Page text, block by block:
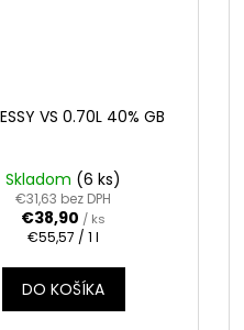
VS 0.70L 40% GB
Skladom (6 ks)
€31,63 bez DPH
€38,90 / ks
Jednotková
€55,57 / 1 l
DO KOŠÍKA